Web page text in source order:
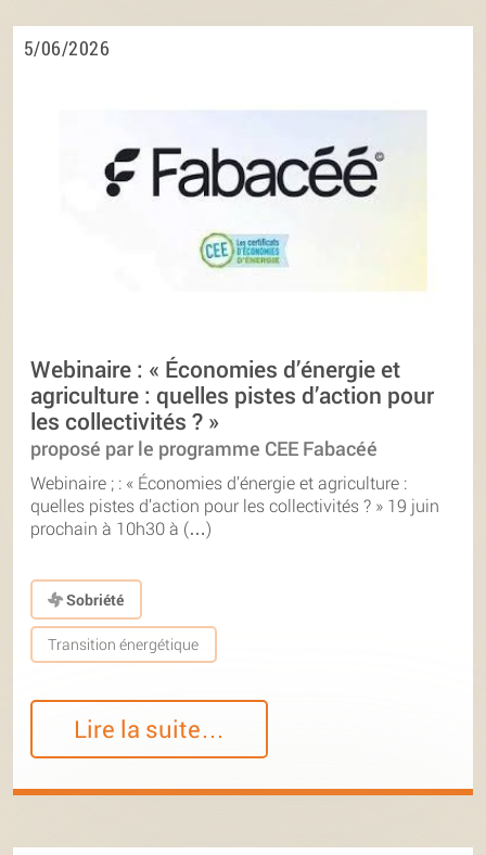
5/06/2026
Webinaire : « Économies d’énergie et
agriculture : quelles pistes d’action pour
les collectivités ? »
proposé par le programme CEE Fabacéé
Webinaire ; : « Économies d’énergie et agriculture :
quelles pistes d’action pour les collectivités ? » 19 juin
prochain à 10h30 à (…)
Sobriété
Transition énergétique
Lire la suite…